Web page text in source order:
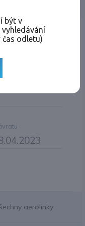
aerolinky
být v
odletu)